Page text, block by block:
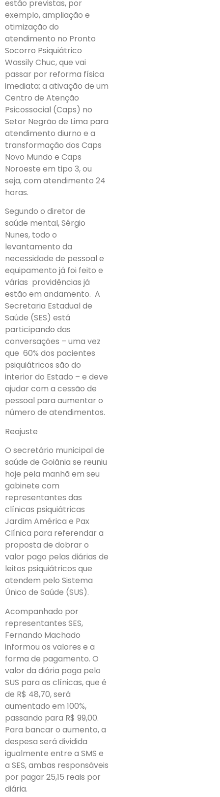
estão previstas, por
exemplo, ampliação e
otimização do
atendimento no Pronto
Socorro Psiquiátrico
Wassily Chuc, que vai
passar por reforma física
imediata; a ativação de um
Centro de Atenção
Psicossocial (Caps) no
Setor Negrão de Lima para
atendimento diurno e a
transformação dos Caps
Novo Mundo e Caps
Noroeste em tipo 3, ou
seja, com atendimento 24
horas.
Segundo o diretor de
saúde mental, Sérgio
Nunes, todo o
levantamento da
necessidade de pessoal e
equipamento já foi feito e
várias providências já
estão em andamento. A
Secretaria Estadual de
Saúde (SES) está
participando das
conversações – uma vez
que 60% dos pacientes
psiquiátricos são do
interior do Estado – e deve
ajudar com a cessão de
pessoal para aumentar o
número de atendimentos.
Reajuste
O secretário municipal de
saúde de Goiânia se reuniu
hoje pela manhã em seu
gabinete com
representantes das
clínicas psiquiátricas
Jardim América e Pax
Clínica para referendar a
proposta de dobrar o
valor pago pelas diárias de
leitos psiquiátricos que
atendem pelo Sistema
Único de Saúde (SUS).
Acompanhado por
representantes SES,
Fernando Machado
informou os valores e a
forma de pagamento. O
valor da diária paga pelo
SUS para as clínicas, que é
de R$ 48,70, será
aumentado em 100%,
passando para R$ 99,00.
Para bancar o aumento, a
despesa será dividida
igualmente entre a SMS e
a SES, ambas responsáveis
por pagar 25,15 reais por
diária.